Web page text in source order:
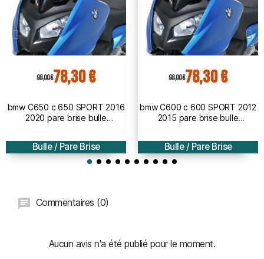
98,00 €78,30 €
bmw C650 c 650 SPORT 2016
2020 pare brise bulle
Bulle / Pare Brise
98,00 €78,30 €
bmw C600 c 600 SPORT 2012
2015 pare brise bulle
Bulle / Pare Brise
Commentaires (0)
Aucun avis n'a été publié pour le moment.